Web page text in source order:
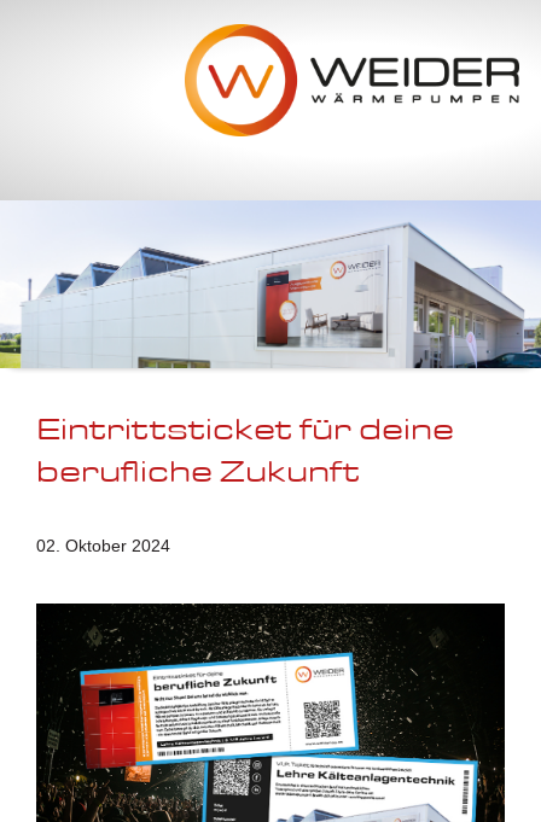
überspringen
Eintrittsticket für deine
berufliche Zukunft
02. Oktober 2024